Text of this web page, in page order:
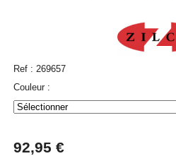
Ref : 269657
Couleur :
92,95 €